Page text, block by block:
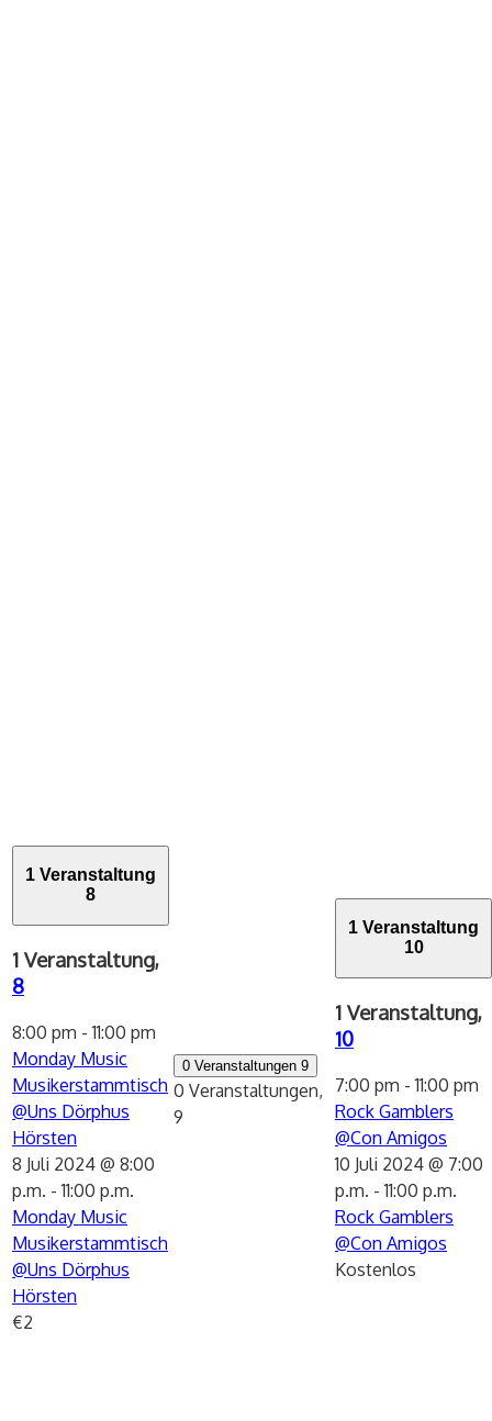
1 Veranstaltung
8
1 Veranstaltung,
8
8:00 pm -11:00 pm
Monday Music
Musikerstammtisch
@Uns Dörphus
Hörsten
8 Juli 2024 @ 8:00
p.m. -11:00 p.m.
Monday Music
Musikerstammtisch
@Uns Dörphus
Hörsten
€2
0 Veranstaltungen 9
0 Veranstaltungen,
9
1 Veranstaltung
10
1 Veranstaltung,
10
7:00 pm -11:00 pm
Rock Gamblers
@Con Amigos
10 Juli 2024 @ 7:00
p.m. -11:00 p.m.
Rock Gamblers
@Con Amigos
Kostenlos